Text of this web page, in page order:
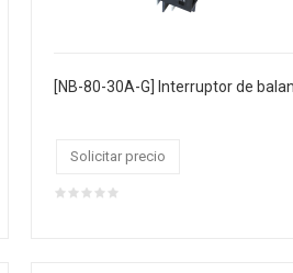
Solicitar precio